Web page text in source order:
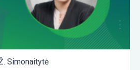
Simonaitytė